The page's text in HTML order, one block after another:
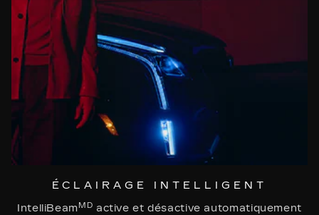
ÉCLAIRAGE INTELLIGENT
IntelliBeamMD active et désactive automatiquement